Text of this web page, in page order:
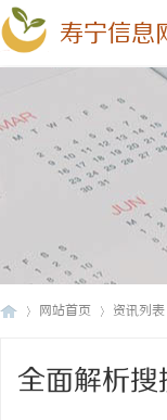
寿宁信息
网站首页 资讯列表
全面解析